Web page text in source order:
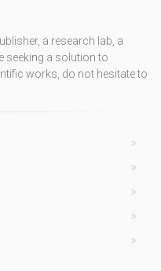
a research lab, a
seeking a solution to
works, do not hesitate to